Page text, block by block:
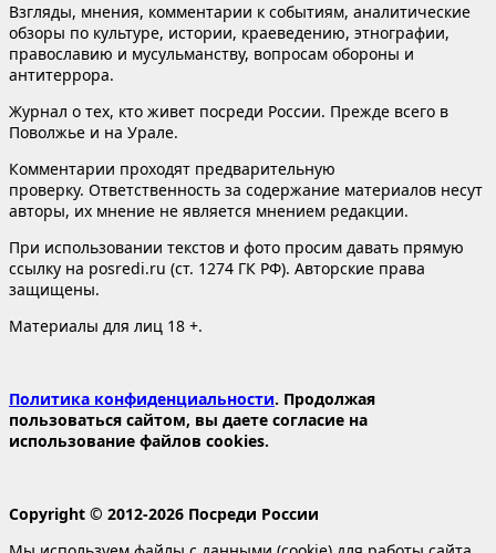
Взгляды, мнения, комментарии к событиям, аналитические
обзоры по культуре, истории, краеведению, этнографии,
православию и мусульманству, вопросам обороны и
антитеррора.
Журнал о тех, кто живет посреди России. Прежде всего в
Поволжье и на Урале.
Комментарии проходят предварительную
проверку. Ответственность за содержание материалов несут
авторы, их мнение не является мнением редакции.
При использовании текстов и фото просим давать прямую
ссылку на posredi.ru (ст. 1274 ГК РФ). Авторские права
защищены.
Материалы для лиц 18 +.
Политика конфиденциальности. Продолжая
пользоваться сайтом, вы даете согласие на
использование файлов cookies.
Copyright © 2012-2026 Посреди России